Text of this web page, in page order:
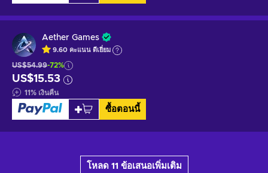
Aether Games
9.60 คะแนน ดีเยี่ยม
US$54.99-72%
US$15.53
11% เงินคืน
ซื้อตอนนี้
โหลด 11 ข้อเสนอเพิ่มเติม